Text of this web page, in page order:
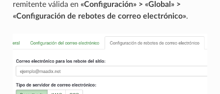
remitente válida en «Configuración» > «Global» >
«Configuración de rebotes de correo electrónico».